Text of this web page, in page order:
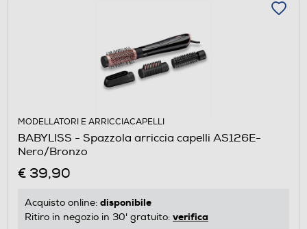
MODELLATORI E ARRICCIACAPELLI
BABYLISS - Spazzola arriccia capelli AS126E-
Nero/Bronzo
€ 39,90
Acquisto online: disponibile
Ritiro in negozio in 30' gratuito: verifica